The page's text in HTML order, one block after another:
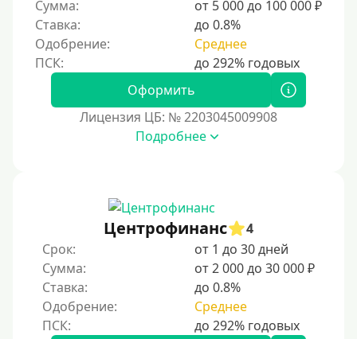
Сумма:
от 5 000 до 100 000 ₽
Ставка:
до 0.8%
Одобрение:
Среднее
Оформить
Лицензия ЦБ: № 2203045009908
Подробнее
Центрофинанс
4
Срок:
от 1 до 30 дней
Сумма:
от 2 000 до 30 000 ₽
Ставка:
до 0.8%
Одобрение:
Среднее